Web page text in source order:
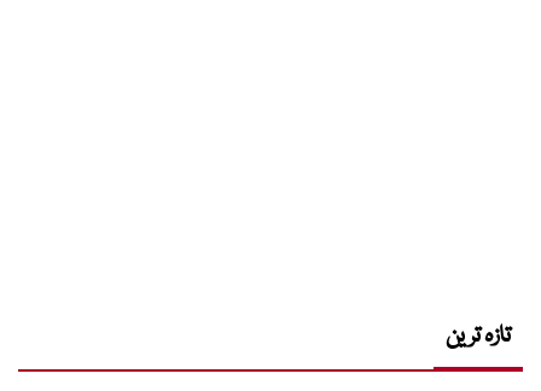
تازہ ترین